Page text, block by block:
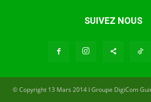
SUIVEZ NOUS
© Copyright 13 Mars 2014 I Groupe DigiCom